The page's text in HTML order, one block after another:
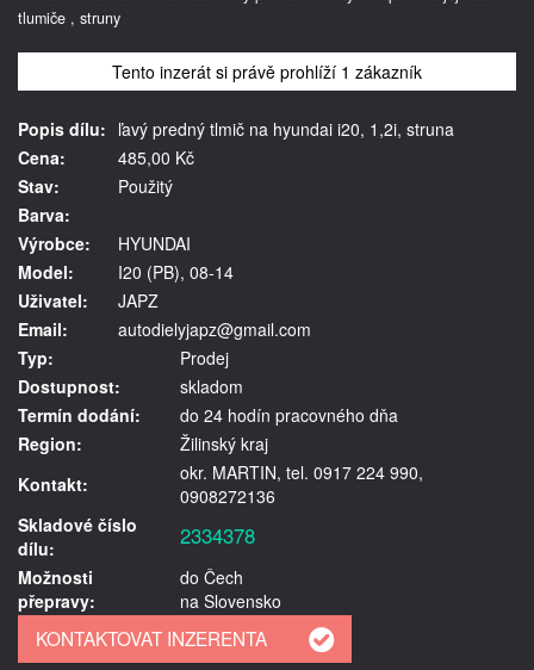
tlumiče , struny
Tento inzerát si právě prohlíží 1 zákazník
Popis dílu: ľavý predný tlmič na hyundai i20, 1,2i, struna
Cena:
485,00 Kč
Stav:
Použitý
Barva:
Výrobce:
HYUNDAI
Model:
I20 (PB), 08-14
Uživatel:
JAPZ
Email:
autodielyjapz@gmail.com
Typ:
Prodej
Dostupnost:
skladom
Termín dodání:
do 24 hodín pracovného dňa
Region:
Žilinský kraj
Kontakt:
okr. MARTIN, tel. 0917 224 990,
0908272136
Skladové číslo
dílu:
2334378
Možnosti
přepravy:
do Čech
na Slovensko